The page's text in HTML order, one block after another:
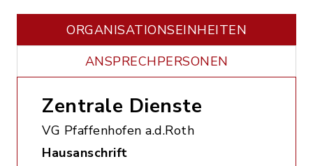
ORGANISATIONS­EINHEITEN
ANSPRECHPERSONEN
Zentrale Dienste
VG Pfaffenhofen a.d.Roth
Hausanschrift